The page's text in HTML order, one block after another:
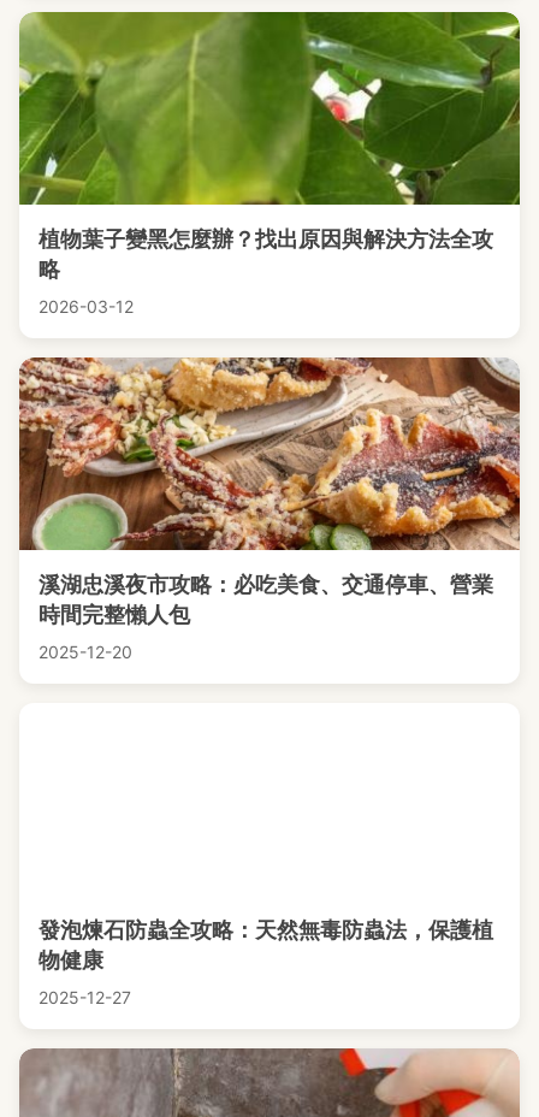
植物葉子變黑怎麼辦？找出原因與解決方法全攻
略
2026-03-12
溪湖忠溪夜市攻略：必吃美食、交通停車、營業
時間完整懶人包
2025-12-20
發泡煉石防蟲全攻略：天然無毒防蟲法，保護植
物健康
2025-12-27